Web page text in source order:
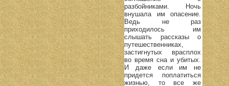
разбойниками. Ночь
внушала им опасение.
Ведь не раз
приходилось им
слышать рассказы о
путешественниках,
застигнутых врасплох
во время сна и убитых.
И даже если им не
придется поплатиться
жизнью, то все же